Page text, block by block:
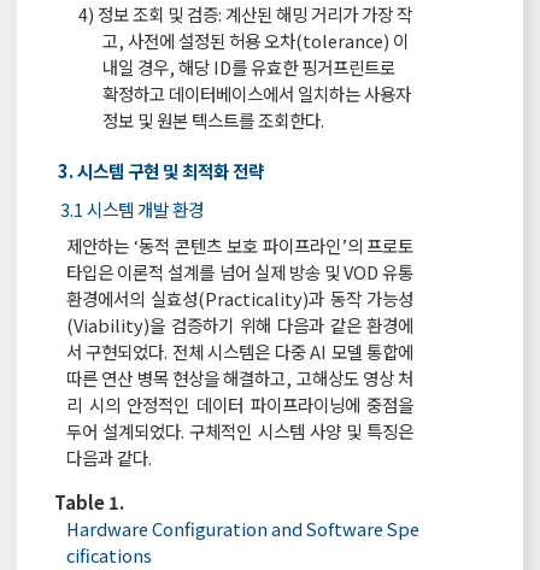
4) 정보 조회 및 검증: 계산된 해밍 거리가 가장 작
고, 사전에 설정된 허용 오차(tolerance) 이
내일 경우, 해당 ID를 유효한 핑거프린트로
확정하고 데이터베이스에서 일치하는 사용자
정보 및 원본 텍스트를 조회한다.
3. 시스템 구현 및 최적화 전략
3.1 시스템 개발 환경
제안하는 ‘동적 콘텐츠 보호 파이프라인’의 프로토
타입은 이론적 설계를 넘어 실제 방송 및 VOD 유통
환경에서의 실효성(Practicality)과 동작 가능성
(Viability)을 검증하기 위해 다음과 같은 환경에
서 구현되었다. 전체 시스템은 다중 AI 모델 통합에
따른 연산 병목 현상을 해결하고, 고해상도 영상 처
리 시의 안정적인 데이터 파이프라이닝에 중점을
두어 설계되었다. 구체적인 시스템 사양 및 특징은
다음과 같다.
Table 1.
Hardware Configuration and Software Spe
cifications